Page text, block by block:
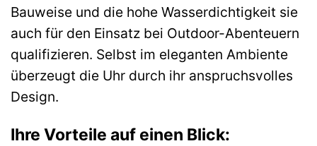
Bauweise und die hohe Wasserdichtigkeit sie
auch für den Einsatz bei Outdoor-Abenteuern
qualifizieren. Selbst im eleganten Ambiente
überzeugt die Uhr durch ihr anspruchsvolles
Design.
Ihre Vorteile auf einen Blick: